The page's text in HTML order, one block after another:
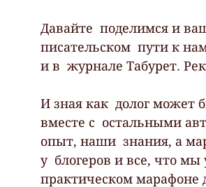
Давайте  поделимся и
писательском  пути к
и в  журнале Табурет.
И зная как  долог может
вместе с  остальными
опыт, наши  знания, а
у  блогеров и все, что
практическом марафоне